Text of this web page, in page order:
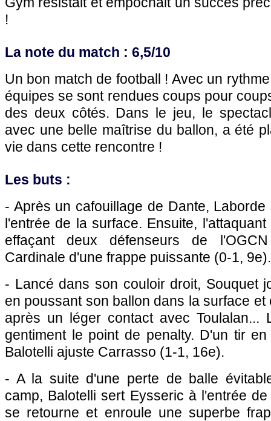
!
La note du match : 6,5/10
Un bon match de football ! Avec un
équipes se sont rendues coups pour
des deux côtés. Dans le jeu, le
avec une belle maîtrise du ballon, a été
vie dans cette rencontre !
Les buts :
- Après un cafouillage de Dante,
l'entrée de la surface. Ensuite,
effaçant deux défenseurs de
Cardinale d'une frappe puissante (0-1, 9e).
- Lancé dans son couloir droit, Souquet
en poussant son ballon dans la surface
après un léger contact avec Toulalan...
gentiment le point de penalty. D'un tir
Balotelli ajuste Carrasso (1-1, 16e).
- A la suite d'une perte de balle
camp, Balotelli sert Eysseric à l'entrée
se retourne et enroule une superbe